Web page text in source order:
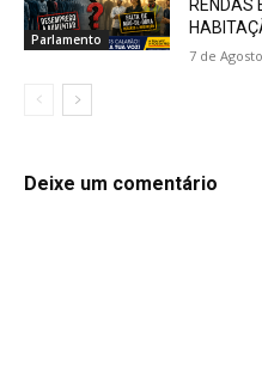
Parlamento
RENDAS
7 de
Deixe um comentário